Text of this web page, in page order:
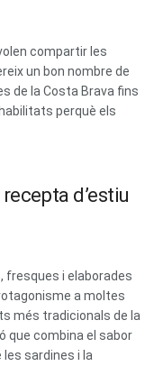
compartir les
un bon nombre de
de la Costa Brava fins
perquè els
d’estiu
fresques i elaborades
a moltes
més tradicionals de la
que combina el sabor
sardines i la